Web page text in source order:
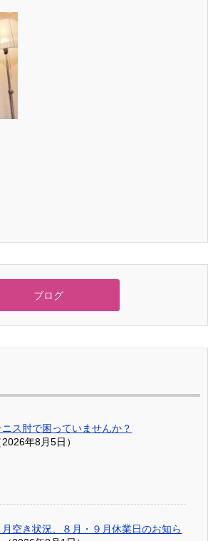
ブログ
ニス肘で困っていませんか？
2026年8月5日）
月空き状況、８月・９月休業日のお知ら